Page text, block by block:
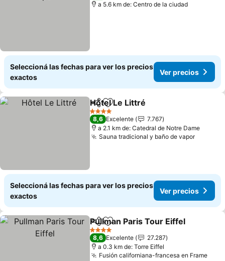
a 5.6 km de: Centro de la ciudad
Seleccioná las fechas para ver los precios
exactos
Ver precios
CompartirAñadir a favoritos
Hôtel Le Littré
4 Estrellas
8,6 Excelente
7.767
a 2.1 km de: Catedral de Notre Dame
Sauna tradicional y baño de vapor
Seleccioná las fechas para ver los precios
exactos
Ver precios
CompartirAñadir a favoritos
Pullman Paris Tour Eiffel
4 Estrellas
8,6 Excelente
27.287
a 0.3 km de: Torre Eiffel
Fusión californiana-francesa en Frame